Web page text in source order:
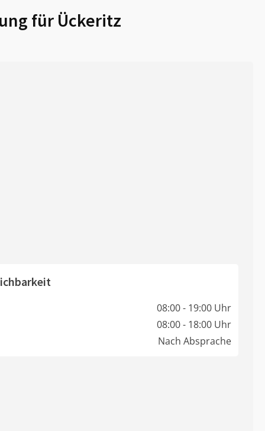
für Ückeritz
08:00 - 19:00 Uhr
08:00 - 18:00 Uhr
Nach Absprache